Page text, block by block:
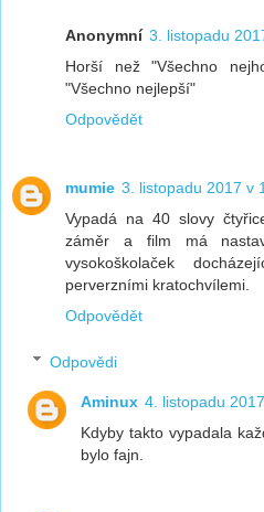
Anonymní 3. listopadu
Horší než "Všechno
"Všechno nejlepší"
Odpovědět
mumie 3. listopadu 2017 v
Vypadá na 40 slovy
záměr a film má
vysokoškolaček
perverzními kratochvílemi.
Odpovědět
Odpovědi
Aminux 4. listopadu
Kdyby takto vypadala
bylo fajn.